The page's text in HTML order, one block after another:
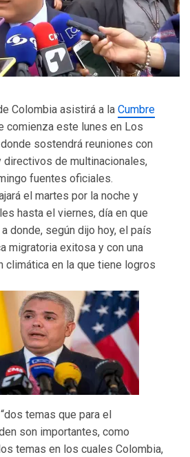
Colombia asistirá a la Cumbre
comienza este lunes en Los
sostendrá reuniones con
directivos de multinacionales,
fuentes oficiales.
el martes por la noche y
hasta el viernes, día en que
donde, según dijo hoy, el país
migratoria exitosa y con una
climática en la que tiene logros
temas que para el
son importantes, como
temas en los cuales Colombia,